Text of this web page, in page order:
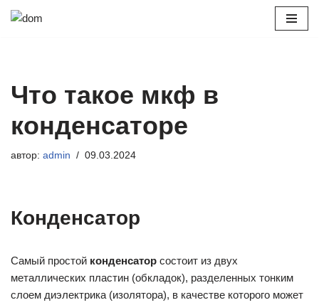
Что такое мкф в
конденсаторе
автор: admin 09.03.2024
Конденсатор
Самый простой конденсатор состоит из двух
металлических пластин (обкладок), разделенных тонким
слоем диэлектрика (изолятора), в качестве которого может